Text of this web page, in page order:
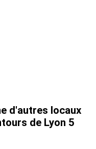
d'autres locaux
de Lyon 5